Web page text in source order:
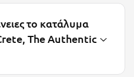
το κατάλυμα
The Authentic